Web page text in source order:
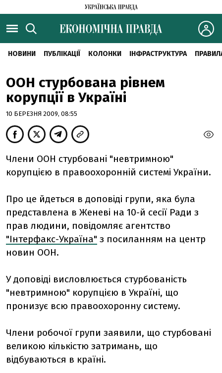
НОВИНИ ПУБЛІКАЦІЇ КОЛОНКИ ІНФРАСТРУКТУРА
ООН стурбована рівнем
корупції в Україні
10 БЕРЕЗНЯ 2009, 08:55
Члени ООН стурбовані "невтримною"
корупцією в правоохоронній системі України.
Про це йдеться в доповіді групи, яка була
представлена в Женеві на 10-й сесії Ради з
прав людини, повідомляє агентство
"Інтерфакс-Україна" з посиланням на центр
новин ООН.
У доповіді висловлюється стурбованість
"невтримною" корупцією в Україні, що
пронизує всю правоохоронну систему.
Члени робочої групи заявили, що стурбовані
великою кількістю затримань, що
відбуваються в країні.